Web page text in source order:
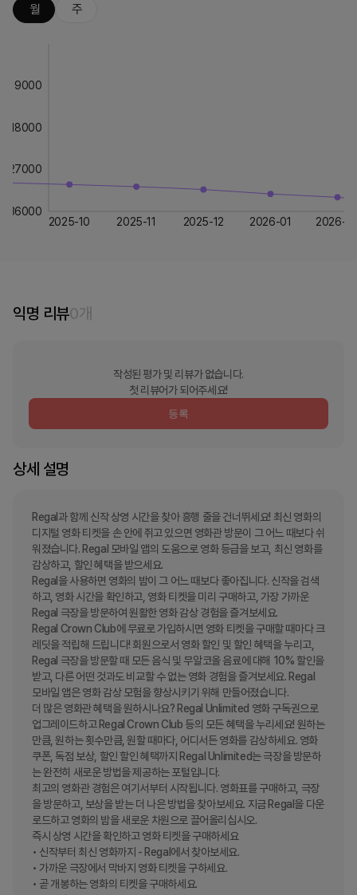
월 주
2025-10 2025-11 2025-12 2026-01 2026-
9000
18000
27000
36000
익명 리뷰0개
작성된 평가 및 리뷰가 없습니다.
첫 리뷰어가 되어주세요!
등록
상세 설명
Regal과 함께 신작 상영 시간을 찾아 흥행 줄을 건너뛰세요! 최신 영화의
디지털 영화 티켓을 손 안에 쥐고 있으면 영화관 방문이 그 어느 때보다 쉬
워졌습니다. Regal 모바일 앱의 도움으로 영화 등급을 보고, 최신 영화를
감상하고, 할인 혜택을 받으세요.
Regal을 사용하면 영화의 밤이 그 어느 때보다 좋아집니다. 신작을 검색
하고, 영화 시간을 확인하고, 영화 티켓을 미리 구매하고, 가장 가까운
Regal 극장을 방문하여 원활한 영화 감상 경험을 즐겨보세요.
Regal Crown Club에 무료로 가입하시면 영화 티켓을 구매할 때마다 크
레딧을 적립해 드립니다! 회원으로서 영화 할인 및 할인 혜택을 누리고,
Regal 극장을 방문할 때 모든 음식 및 무알코올 음료에 대해 10% 할인을
받고, 다른 어떤 것과도 비교할 수 없는 영화 경험을 즐겨보세요. Regal
모바일 앱은 영화 감상 모험을 향상시키기 위해 만들어졌습니다.
더 많은 영화관 혜택을 원하시나요? Regal Unlimited 영화 구독권으로
업그레이드하고 Regal Crown Club 등의 모든 혜택을 누리세요! 원하는
만큼, 원하는 횟수만큼, 원할 때마다, 어디서든 영화를 감상하세요. 영화
쿠폰, 독점 보상, 할인 할인 혜택까지 Regal Unlimited는 극장을 방문하
는 완전히 새로운 방법을 제공하는 포털입니다.
최고의 영화관 경험은 여기서부터 시작됩니다. 영화표를 구매하고, 극장
을 방문하고, 보상을 받는 더 나은 방법을 찾아보세요. 지금 Regal을 다운
로드하고 영화의 밤을 새로운 차원으로 끌어올리십시오.
즉시 상영 시간을 확인하고 영화 티켓을 구매하세요
• 신작부터 최신 영화까지 - Regal에서 찾아보세요.
• 가까운 극장에서 막바지 영화 티켓을 구하세요.
• 곧 개봉하는 영화의 티켓을 구매하세요.